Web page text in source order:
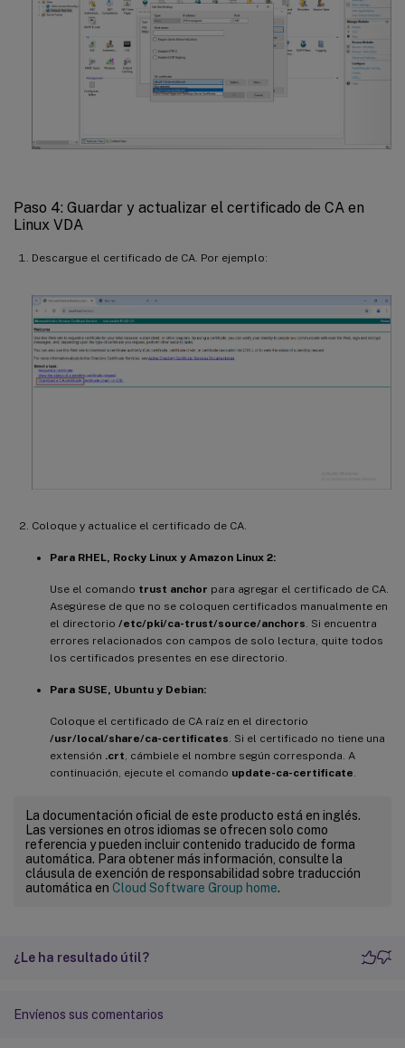
Paso 4: Guardar y actualizar el certificado de CA en
Linux VDA
Descargue el certificado de CA. Por ejemplo:
Coloque y actualice el certificado de CA.
Para RHEL, Rocky Linux y Amazon Linux 2:
Use el comando trust anchor para agregar el certificado de CA.
Asegúrese de que no se coloquen certificados manualmente en
el directorio /etc/pki/ca-trust/source/anchors . Si encuentra
errores relacionados con campos de solo lectura, quite todos
los certificados presentes en ese directorio.
Para SUSE, Ubuntu y Debian:
Coloque el certificado de CA raíz en el directorio
/usr/local/share/ca-certificates . Si el certificado no tiene una
extensión .crt , cámbiele el nombre según corresponda. A
continuación, ejecute el comando update-ca-certificate
La documentación oficial de este producto está en inglés.
Las versiones en otros idiomas se ofrecen solo como
referencia y pueden incluir contenido traducido de forma
automática. Para obtener más información, consulte la
cláusula de exención de responsabilidad sobre traducción
automática en Cloud Software Group home.
¿Le ha resultado útil?
Envíenos sus comentarios